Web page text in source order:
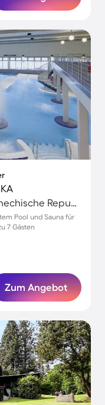
Čejetice, Jungbunzlau, Tschechische Republik
Pool und Sauna für
7 Gästen
Zum Angebot